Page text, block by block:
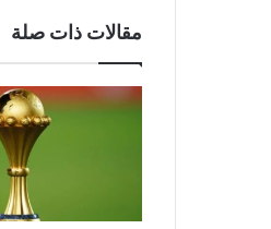
مقالات ذات صلة